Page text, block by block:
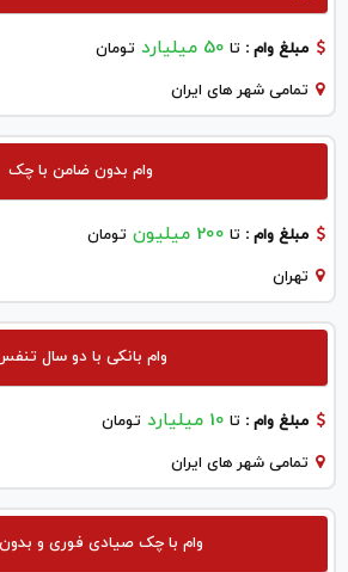
مبلغ وام : تا 50 میلیارد تومان
تمامی شهر های ایران
وام بدون ضامن با چک
مبلغ وام : تا 200 میلیون تومان
تهران
وام بانکی با دو سال
مبلغ وام : تا 10 میلیارد تومان
تمامی شهر های ایران
وام با چک صیادی فوری و